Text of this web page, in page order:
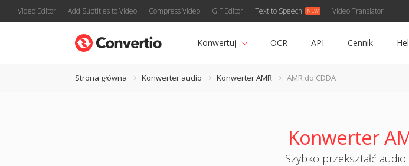
Video Editor Add Subtitles to Video Compress Video GIF Editor Text to Speech Video Translator
Konwertuj OCR API Cennik
Strona główna Konwerter audio Konwerter AMR AMR do CDDA
Konwerter
Szybko przekształć